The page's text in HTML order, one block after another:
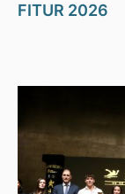
FITUR 2026